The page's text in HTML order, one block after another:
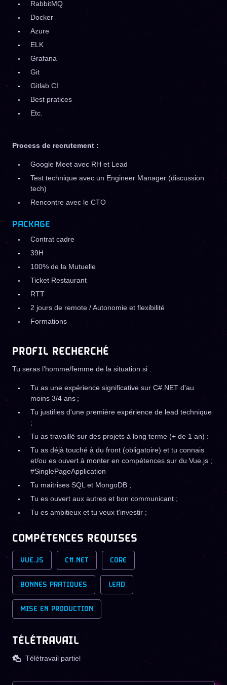
RabbitMQ
Docker
Azure
ELK
Grafana
Git
Gitlab CI
Best pratices
Etc.
Process de recrutement :
Google Meet avec RH et Lead
Test technique avec un Engineer Manager (discussion
tech)
Rencontre avec le CTO
PACKAGE
Contrat cadre
39H
100% de la Mutuelle
Ticket Restaurant
RTT
2 jours de remote / Autonomie et flexibilité
Formations
PROFIL RECHERCHÉ
Tu seras l’homme/femme de la situation si :
Tu as une expérience significative sur C#.NET d'au
moins 3/4 ans ;
Tu justifies d'une première expérience de lead technique
;
Tu as travaillé sur des projets à long terme (+ de 1 an) :
Tu as déjà touché à du front (obligatoire) et tu connais
et/ou es ouvert à monter en compétences sur du Vue.js ;
#SinglePageApplication
Tu maitrises SQL et MongoDB ;
Tu es ouvert aux autres et bon communicant ;
Tu es ambitieux et tu veux t'investir ;
COMPÉTENCES REQUISES
VUE.JS C#.NET CORE
BONNES PRATIQUES LEAD
MISE EN PRODUCTION
TÉLÉTRAVAIL
Télétravail partiel